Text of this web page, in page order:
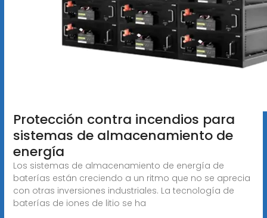
Protección contra incendios para
sistemas de almacenamiento de
energía
Los sistemas de almacenamiento de energía de
baterías están creciendo a un ritmo que no se aprecia
con otras inversiones industriales. La tecnología de
baterías de iones de litio se ha